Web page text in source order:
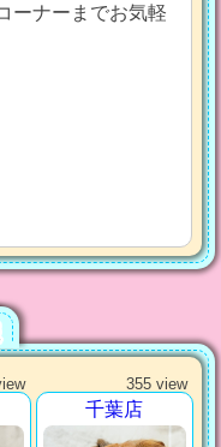
ーナーまでお気軽
355 view
千葉店